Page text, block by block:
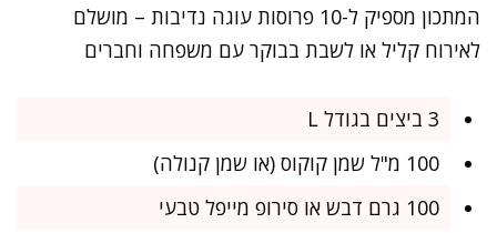
המתכון מספיק ל-10 פרוסות עוגה נדיבות – מושלם
לאירוח קליל או לשבת בבוקר עם משפחה וחברים
3 ביצים בגודל L
100 מ"ל שמן קוקוס (או שמן קנולה)
100 גרם דבש או סירופ מייפל טבעי